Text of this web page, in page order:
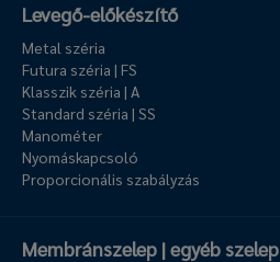
Levegő-előkészítő
Metal széria
Futura széria | FS
Klasszik széria | A
Standard széria | SS
Manométer
Nyomáskapcsoló
Proporcionális szabályzás
Membránszelep | egyéb szelep